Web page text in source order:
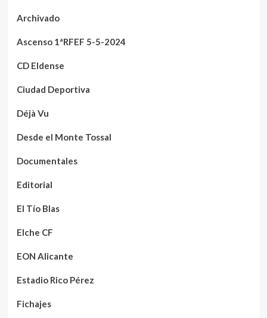
Archivado
Ascenso 1ªRFEF 5-5-2024
CD Eldense
Ciudad Deportiva
Déjà Vu
Desde el Monte Tossal
Documentales
Editorial
El Tío Blas
Elche CF
EON Alicante
Estadio Rico Pérez
Fichajes